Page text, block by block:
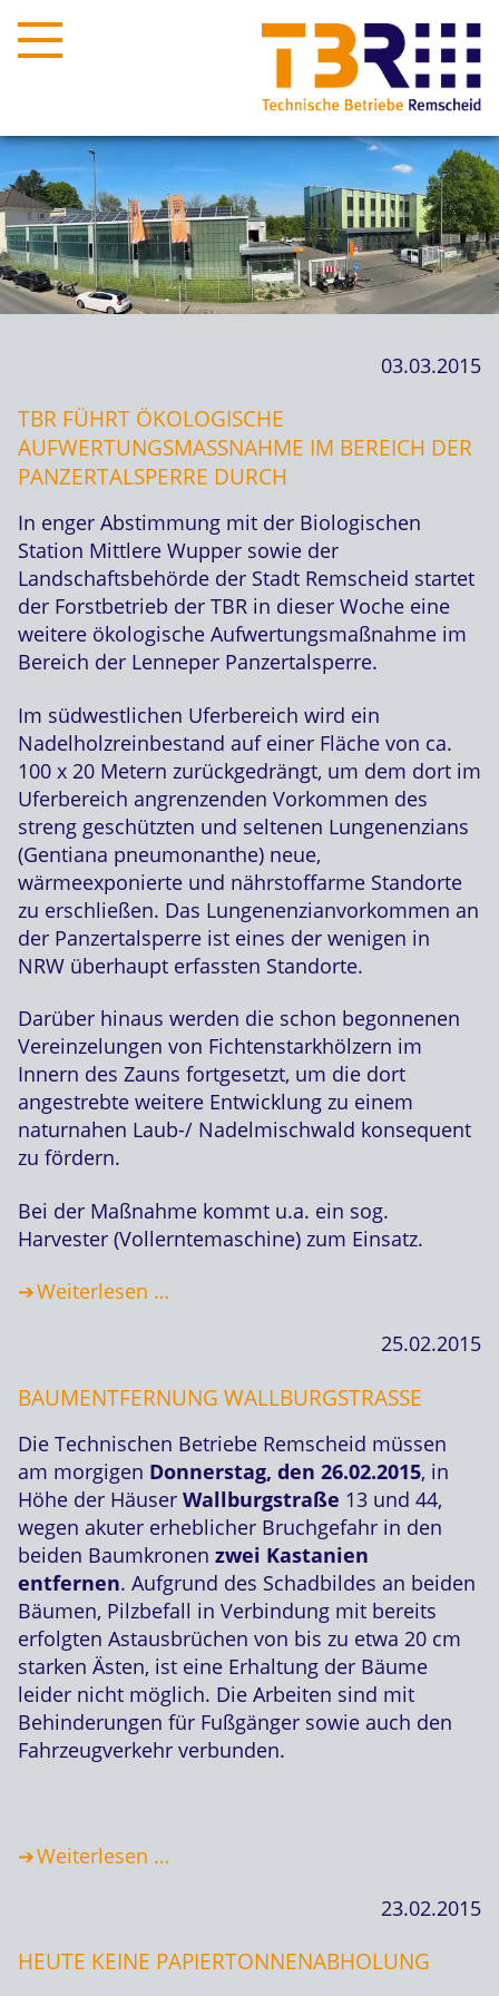
03.03.2015
TBR FÜHRT ÖKOLOGISCHE
AUFWERTUNGSMASSNAHME IM BEREICH DER P
ANZERTALSPERRE DURCH
In enger Abstimmung mit der Biologischen
Station Mittlere Wupper sowie der
Landschaftsbehörde der Stadt Remscheid startet
der Forstbetrieb der TBR in dieser Woche eine
weitere ökologische Aufwertungsmaßnahme im
Bereich der Lenneper Panzertalsperre.
Im südwestlichen Uferbereich wird ein
Nadelholzreinbestand auf einer Fläche von ca.
100 x 20 Metern zurückgedrängt, um dem dort im
Uferbereich angrenzenden Vorkommen des
streng geschützten und seltenen Lungenenzians
(Gentiana pneumonanthe) neue,
wärmeexponierte und nährstoffarme Standorte
zu erschließen. Das Lungenenzianvorkommen an
der Panzertalsperre ist eines der wenigen in
NRW überhaupt erfassten Standorte.
Darüber hinaus werden die schon begonnenen
Vereinzelungen von Fichtenstarkhölzern im
Innern des Zauns fortgesetzt, um die dort
angestrebte weitere Entwicklung zu einem
naturnahen Laub-/ Nadelmischwald konsequent
zu fördern.
Bei der Maßnahme kommt u.a. ein sog.
Harvester (Vollerntemaschine) zum Einsatz.
Weiterlesen …
25.02.2015
BAUMENTFERNUNG WALLBURGSTRASSE
Die Technischen Betriebe Remscheid müssen
am morgigen Donnerstag, den 26.02.2015, in
Höhe der Häuser Wallburgstraße 13 und 44,
wegen akuter erheblicher Bruchgefahr in den
beiden Baumkronen zwei Kastanien
entfernen. Aufgrund des Schadbildes an beiden
Bäumen, Pilzbefall in Verbindung mit bereits
erfolgten Astausbrüchen von bis zu etwa 20 cm
starken Ästen, ist eine Erhaltung der Bäume
leider nicht möglich. Die Arbeiten sind mit
Behinderungen für Fußgänger sowie auch den
Fahrzeugverkehr verbunden.
Weiterlesen …
23.02.2015
HEUTE KEINE PAPIERTONNENABHOLUNG